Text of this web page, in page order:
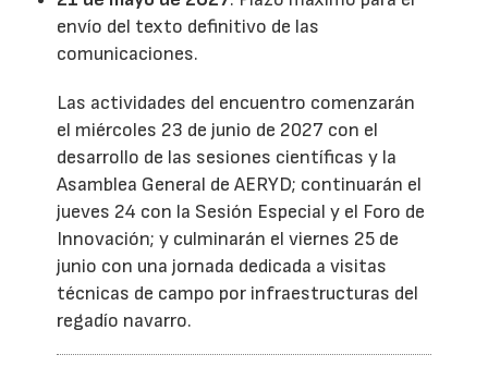
envío del texto definitivo de las
comunicaciones.
Las actividades del encuentro comenzarán
el miércoles 23 de junio de 2027 con el
desarrollo de las sesiones científicas y la
Asamblea General de AERYD; continuarán el
jueves 24 con la Sesión Especial y el Foro de
Innovación; y culminarán el viernes 25 de
junio con una jornada dedicada a visitas
técnicas de campo por infraestructuras del
regadío navarro.